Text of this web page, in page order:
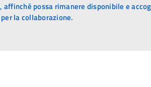
possa rimanere disponibile e
la collaborazione.